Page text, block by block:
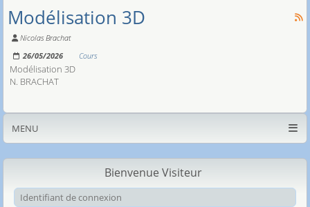
MENU
Bienvenue Visiteur
Modélisation 3D
Nicolas Brachat
26/05/2026
Cours
Modélisation 3D
N. BRACHAT